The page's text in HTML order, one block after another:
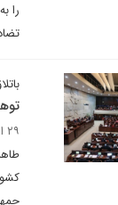
۲۹ اردیبهشت ۱۴۰۲